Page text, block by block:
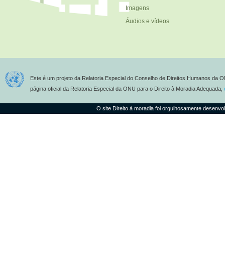
Imagens
Áudios e vídeos
Este é um projeto da Relatoria Especial do Conselho de Direitos Humanos da
página oficial da Relatoria Especial da ONU para o Direito à Moradia Adequada,
O site Direito à moradia foi orgulhosamente